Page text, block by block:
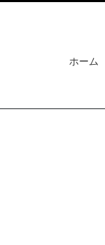
ホーム